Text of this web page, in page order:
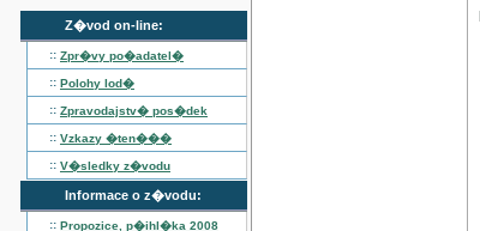
Z�vod on-line:
:: Zpr�vy po�adatel�
:: Polohy lod�
:: Zpravodajstv� pos�dek
:: Vzkazy �ten���
:: V�sledky z�vodu
Informace o z�vodu:
:: Propozice, p�ihl�ka 2008